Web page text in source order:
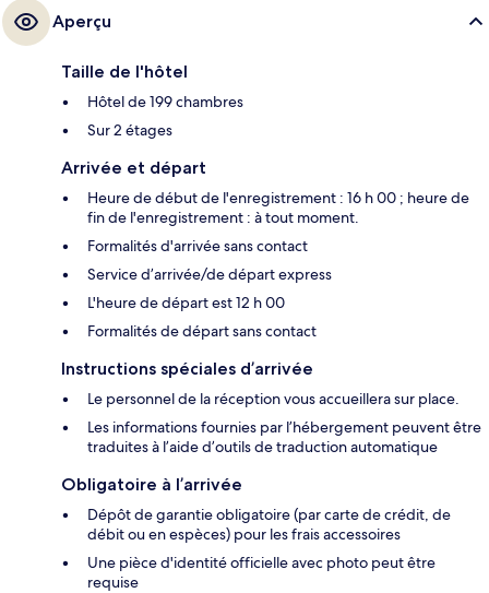
Aperçu
Taille de l'hôtel
Hôtel de 199 chambres
Sur 2 étages
Arrivée et départ
Heure de début de l'enregistrement : 16 h 00 ; heure de
fin de l'enregistrement : à tout moment.
Formalités d'arrivée sans contact
Service d’arrivée/de départ express
L'heure de départ est 12 h 00
Formalités de départ sans contact
Instructions spéciales d’arrivée
Le personnel de la réception vous accueillera sur place.
Les informations fournies par l’hébergement peuvent être
traduites à l’aide d’outils de traduction automatique
Obligatoire à l’arrivée
Dépôt de garantie obligatoire (par carte de crédit, de
débit ou en espèces) pour les frais accessoires
Une pièce d'identité officielle avec photo peut être
requise